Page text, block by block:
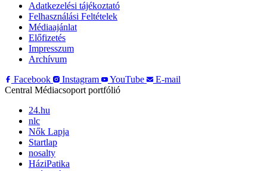
Adatkezelési tájékoztató
Felhasználási Feltételek
Médiaajánlat
Előfizetés
Impresszum
Archívum
Facebook
Instagram YouTube
E-mail
Central Médiacsoport portfólió
24.hu
nlc
Nők Lapja
Startlap
nosalty
HáziPatika